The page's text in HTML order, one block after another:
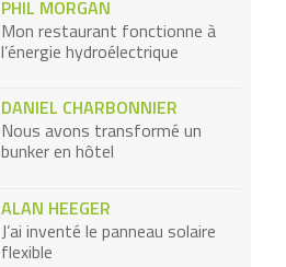
PHIL MORGAN
Mon restaurant fonctionne à
l’énergie hydroélectrique
DANIEL CHARBONNIER
Nous avons transformé un
bunker en hôtel
ALAN HEEGER
J’ai inventé le panneau solaire
flexible